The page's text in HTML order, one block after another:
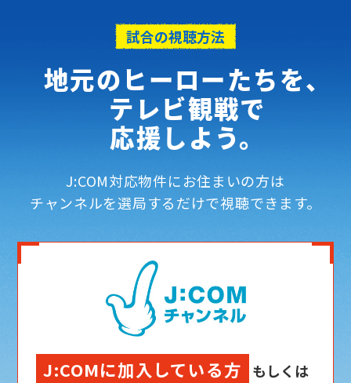
試合の視聴方法
地元のヒーローたちを、
テレビ観戦で
応援しよう。
J:COM対応物件にお住まいの方は
チャンネルを選局するだけで視聴できます。
J:COMに加入している方 もしくは